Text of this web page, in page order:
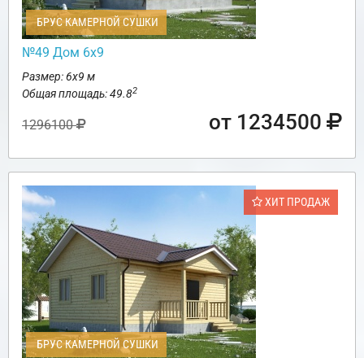
БРУС КАМЕРНОЙ СУШКИ
№49 Дом 6х9
Размер: 6х9 м
Общая площадь: 49.82
1296100 от 1234500
ХИТ ПРОДАЖ
БРУС КАМЕРНОЙ СУШКИ